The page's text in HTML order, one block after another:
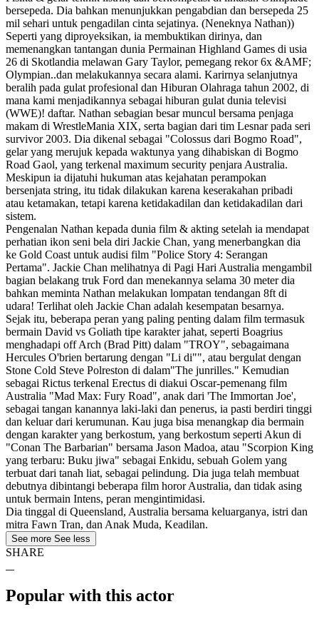
bersepeda. Dia bahkan menunjukkan pengabdian dan bersepeda 25
mil sehari untuk pengadilan cinta sejatinya. (Neneknya Nathan))
Seperti yang diproyeksikan, ia membuktikan dirinya, dan
memenangkan tantangan dunia Permainan Highland Games di usia
26 di Skotlandia melawan Gary Taylor, pemegang rekor 6x &AMF;
Olympian..dan melakukannya secara alami. Karirnya selanjutnya
beralih pada gulat profesional dan Hiburan Olahraga tahun 2002, di
mana kami menjadikannya sebagai hiburan gulat dunia televisi
(WWE)! daftar. Nathan sebagian besar muncul bersama penjaga
makam di WrestleMania XIX, serta bagian dari tim Lesnar pada seri
survivor 2003. Dia dikenal sebagai "Colossus dari Bogmo Road",
gelar yang merujuk kepada waktunya yang dihabiskan di Bogmo
Road Gaol, yang terkenal maximum security penjara Australia.
Meskipun ia dijatuhi hukuman atas kejahatan perampokan
bersenjata string, itu tidak dilakukan karena keserakahan pribadi
atau ketamakan, tetapi karena ketidakadilan dan ketidakadilan dari
sistem.
Pengenalan Nathan kepada dunia film & akting setelah ia mendapat
perhatian ikon seni bela diri Jackie Chan, yang menerbangkan dia
ke Gold Coast untuk audisi film "Police Story 4: Serangan
Pertama". Jackie Chan melihatnya di Pagi Hari Australia mengambil
bagian belakang truk Ford dan menekannya selama 30 meter dia
bahkan meminta Nathan melakukan lompatan tendangan 8ft di
udara! Terlihat oleh Jackie Chan adalah kesempatan besarnya.
Sejak itu, beberapa peran yang paling penting dalam film termasuk
bermain David vs Goliath tipe karakter jahat, seperti Boagrius
menghadapi off Arch (Brad Pitt) dalam "TROY", sebagaimana
Hercules O'brien bertarung dengan "Li di"", atau bergulat dengan
Stone Cold Steve Polreston di dalam"The junrilles." Kemudian
sebagai Rictus terkenal Erectus di diakui Oscar-pemenang film
Australia "Mad Max: Fury Road", anak dari 'The Immortan Joe',
sebagai tangan kanannya laki-laki dan penerus, ia pasti berdiri tinggi
dan keluar dari kerumunan. Kau juga bisa menangkap dia bermain
dengan karakter yang berkostum, yang berkostum seperti Akun di
"Conan The Barbarian" bersama Jason Madoa, atau "Scorpion King
yang terbaru: Buku jiwa" sebagai Enkidu, sebuah Golem yang
terbuat dari tanah liat, sebagai pelindung. Dia juga telah membuat
debutnya dibintangi beberapa film horor Australia, dan tidak asing
untuk bermain Intens, peran mengintimidasi.
Dia tinggal di Queensland, Australia bersama keluarganya, istri dan
mitra Fawn Tran, dan Anak Muda, Keadilan.
See more See less
SHARE
Popular with this actor